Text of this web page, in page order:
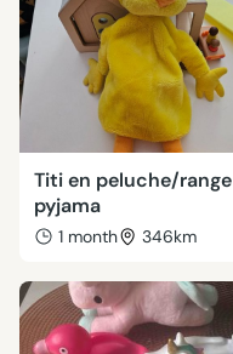
Titi en peluche/range
pyjama
1 month 346km